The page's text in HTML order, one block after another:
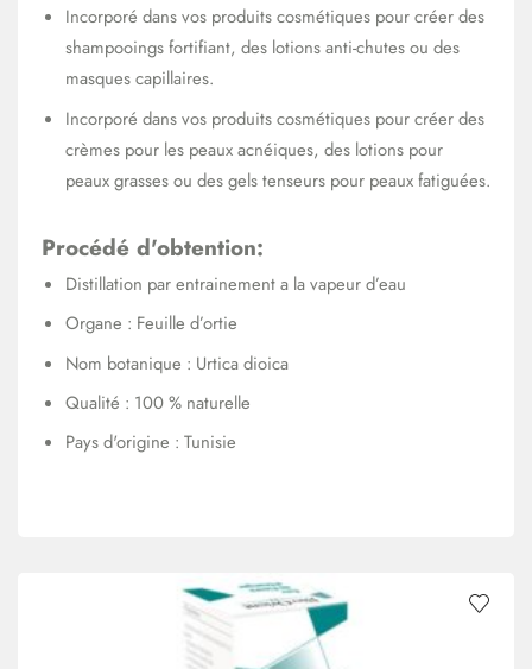
Incorporé dans vos produits cosmétiques pour créer des
shampooings fortifiant, des lotions anti-chutes ou des
masques capillaires.
Incorporé dans vos produits cosmétiques pour créer des
crèmes pour les peaux acnéiques, des lotions pour
peaux grasses ou des gels tenseurs pour peaux fatiguées.
Procédé d'obtention:
Distillation par entrainement a la vapeur d’eau
Organe : Feuille d’ortie
Nom botanique : Urtica dioica
Qualité : 100 % naturelle
Pays d'origine : Tunisie